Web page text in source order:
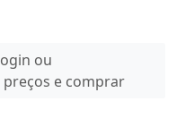
ou
e comprar